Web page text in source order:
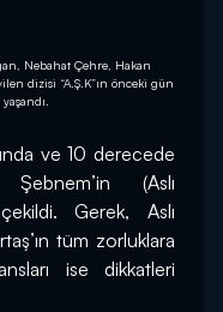
Nebahat Çehre, Hakan
dizisi “A.Ş.K”ın önceki gün
ve 10 derecede
(Aslı
Gerek, Aslı
tüm zorluklara
ise dikkatleri